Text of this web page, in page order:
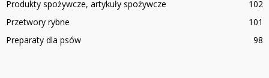
Produkty spożywcze, artykuły spożywcze
102
Przetwory rybne
101
Preparaty dla psów
98